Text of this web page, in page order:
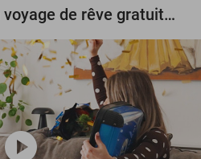
Tentez de gagner un voyage de rêve gratuit d'une valeur de 3.000 € !
play_circle